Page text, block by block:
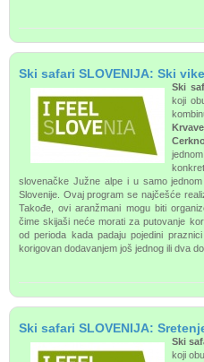
Ski safari SLOVENIJA: Ski
Ski
koji
slovenačke Južne alpe i u samo
Slovenije. Ovaj program se najčešće
Takođe, ovi aranžmani mogu biti
čime skijaši neće morati za putovanje
od perioda kada padaju pojedini
korigovan dodavanjem još jednog ili dva
Ski safari SLOVENIJA:
Ski
koji